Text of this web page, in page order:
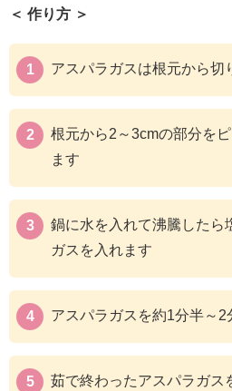
＜ 作り方 ＞
アスパラガスは根元から切
根元から2～3cmの部分を
ます
鍋に水を入れて沸騰したら
ガスを入れます
アスパラガスを約1分半～
茹で終わったアスパラガス